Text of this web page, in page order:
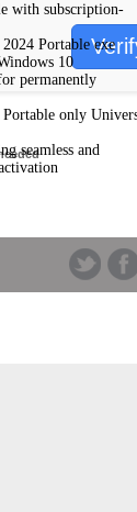
with subscription-
Portable exe
10
permanently
only
seamless and